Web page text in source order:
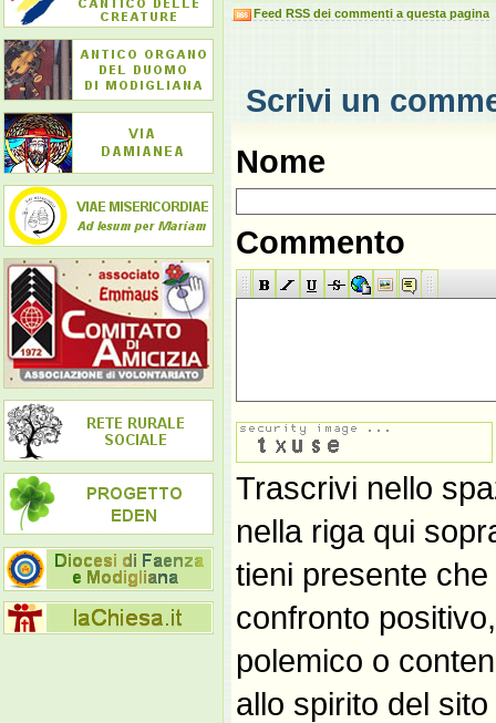
Feed RSS dei commenti a questa pagina
Scrivi un
Nome
Commento
Trascrivi nello
nella riga qui
tieni presente
confronto
polemico o
allo spirito del